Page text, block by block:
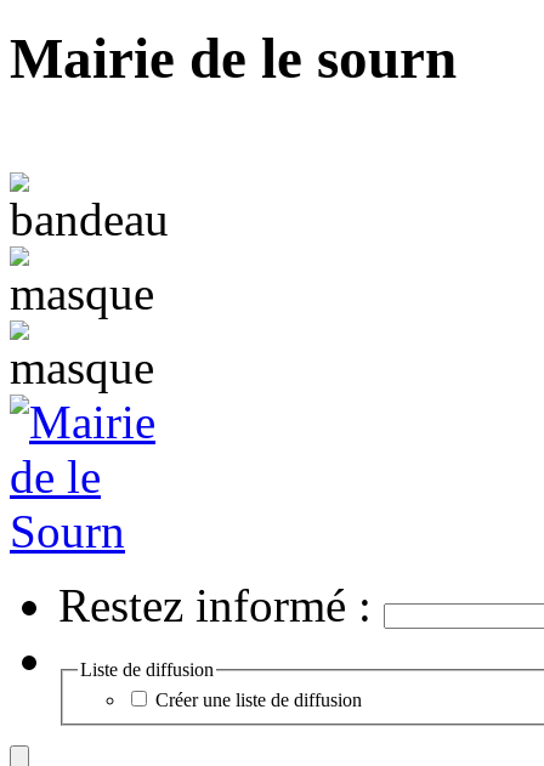
Mairie de le sourn
Restez informé :
Liste de diffusion
Créer une liste de diffusion